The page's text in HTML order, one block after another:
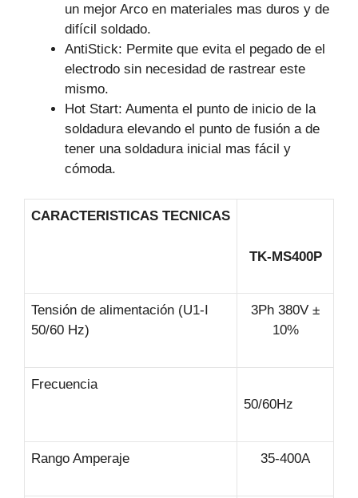
un mejor Arco en materiales mas duros y de
difícil soldado.
AntiStick: Permite que evita el pegado de el
electrodo sin necesidad de rastrear este
mismo.
Hot Start: Aumenta el punto de inicio de la
soldadura elevando el punto de fusión a de
tener una soldadura inicial mas fácil y
cómoda.
CARACTERISTICAS TECNICAS
TK-MS400P
Tensión de alimentación (U1-I
50/60 Hz)
3Ph 380V ±
10%
Frecuencia
50/60Hz
Rango Amperaje 35-400A